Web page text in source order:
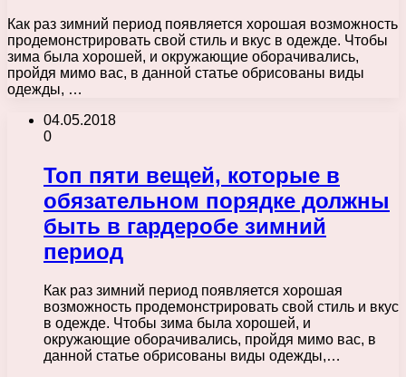
Как раз зимний период появляется хорошая возможность
продемонстрировать свой стиль и вкус в одежде. Чтобы
зима была хорошей, и окружающие оборачивались,
пройдя мимо вас, в данной статье обрисованы виды
одежды, …
04.05.2018
0
Топ пяти вещей, которые в
обязательном порядке должны
быть в гардеробе зимний
период
Как раз зимний период появляется хорошая
возможность продемонстрировать свой стиль и вкус
в одежде. Чтобы зима была хорошей, и
окружающие оборачивались, пройдя мимо вас, в
данной статье обрисованы виды одежды,…